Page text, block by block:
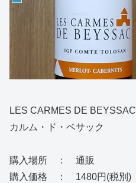
LES CARMES DE BEYSSAC
カルム・ド・ベサック
購入場所 ： 通販
購入価格 ： 1480円(税別)